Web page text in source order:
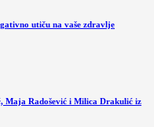
utiču na vaše zdravlje
Maja Radošević i Milica Drakulić iz